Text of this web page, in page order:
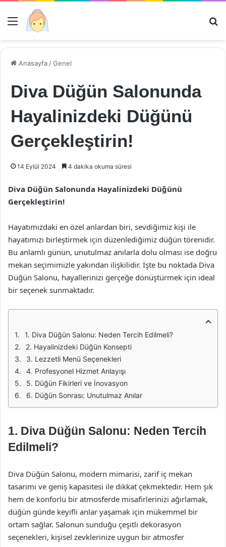
Menü
Anasayfa /Genel
Diva Düğün Salonunda
Hayalinizdeki Düğünü
Gerçekleştirin!
14 Eylül 2024 4 dakika okuma süresi
Diva Düğün Salonunda Hayalinizdeki Düğünü
Gerçekleştirin!
Hayatımızdaki en özel anlardan biri, sevdiğimiz kişi ile
hayatımızı birleştirmek için düzenlediğimiz düğün törenidir.
Bu anlamlı günün, unutulmaz anılarla dolu olması ise doğru
mekan seçimimizle yakından ilişkilidir. İşte bu noktada Diva
Düğün Salonu, hayallerinizi gerçeğe dönüştürmek için ideal
bir seçenek sunmaktadır.
1. Diva Düğün Salonu: Neden Tercih Edilmeli?
2. Hayalinizdeki Düğün Konsepti
3. Lezzetli Menü Seçenekleri
4. Profesyonel Hizmet Anlayışı
5. Düğün Fikirleri ve İnovasyon
6. Düğün Sonrası: Unutulmaz Anılar
1. Diva Düğün Salonu: Neden Tercih
Edilmeli?
Diva Düğün Salonu, modern mimarisi, zarif iç mekan
tasarımı ve geniş kapasitesi ile dikkat çekmektedir. Hem şık
hem de konforlu bir atmosferde misafirlerinizi ağırlamak,
düğün günde keyifli anlar yaşamak için mükemmel bir
ortam sağlar. Salonun sunduğu çeşitli dekorasyon
seçenekleri, kişisel zevklerinize uygun bir atmosfer